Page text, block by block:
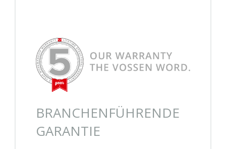
BRANCHENFÜHRENDE
GARANTIE